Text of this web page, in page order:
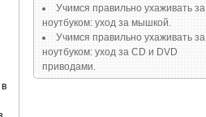
Учимся правильно ухаживать за
ноутбуком: уход за мышкой.
Учимся правильно ухаживать за
ноутбуком: уход за СD и DVD
приводами.